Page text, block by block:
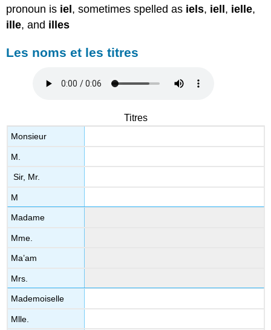
pronoun is iel, sometimes spelled as iels, iell, ielle,
ille, and illes
Les noms et les titres
Titres
Monsieur
M.
Sir, Mr.
M
Madame
Mme.
Ma’am
Mrs.
Mademoiselle
Mlle.